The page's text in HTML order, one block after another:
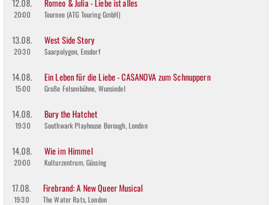
20:00 Tournee (ATG Touring GmbH)
13.08.
20:30
West Side Story
Saarpolygon, Ensdorf
14.08.
15:00
Ein Leben für die Liebe - CASANOVA zum Schnuppern
Große Felsenbühne, Wunsiedel
14.08.
19:30
Bury the Hatchet
Southwark Playhouse Borough, London
14.08.
20:00
Wie im Himmel
Kulturzentrum, Güssing
17.08.
19:30
Firebrand: A New Queer Musical
The Water Rats, London